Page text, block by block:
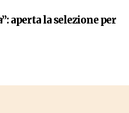
aperta la selezione per